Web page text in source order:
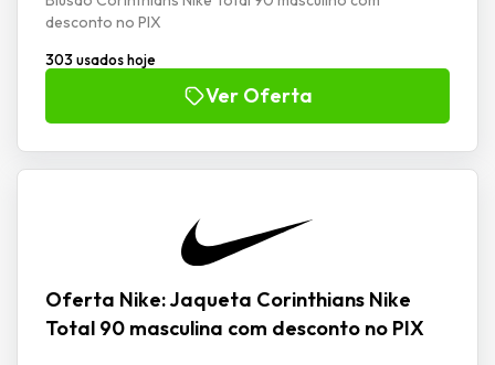
desconto no PIX
303 usados hoje
Ver Oferta
Oferta Nike: Jaqueta Corinthians Nike
Total 90 masculina com desconto no PIX